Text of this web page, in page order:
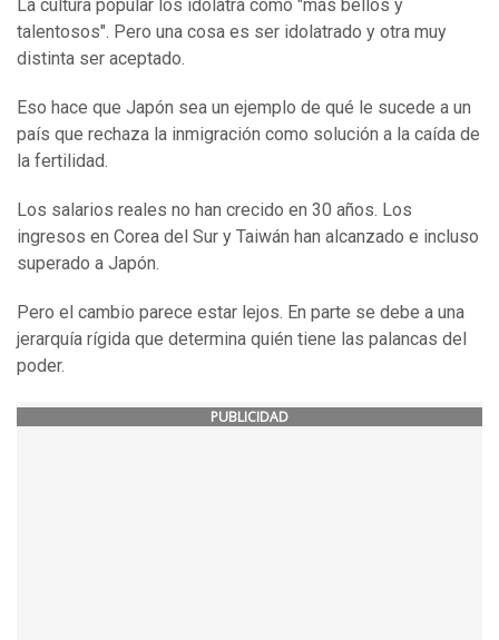
La cultura popular los idolatra como "más bellos y
talentosos". Pero una cosa es ser idolatrado y otra muy
distinta ser aceptado.
Eso hace que Japón sea un ejemplo de qué le sucede a un
país que rechaza la inmigración como solución a la caída de
la fertilidad.
Los salarios reales no han crecido en 30 años. Los
ingresos en Corea del Sur y Taiwán han alcanzado e incluso
superado a Japón.
Pero el cambio parece estar lejos. En parte se debe a una
jerarquía rígida que determina quién tiene las palancas del
poder.
PUBLICIDAD